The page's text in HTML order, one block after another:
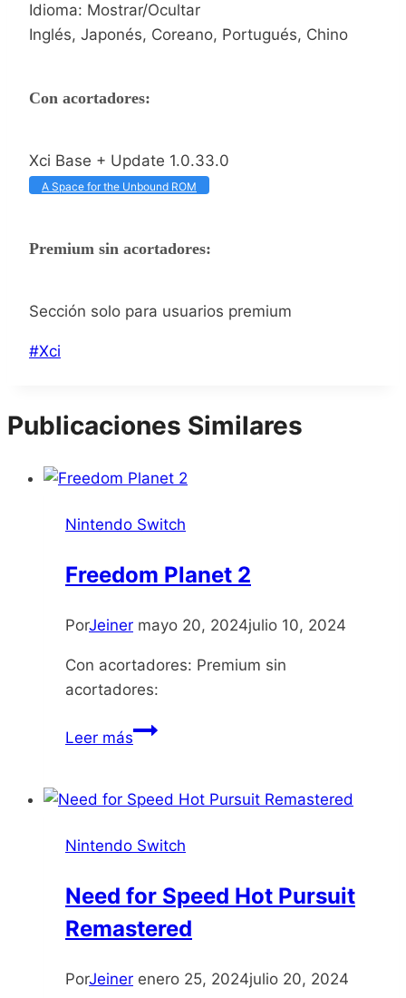
Idioma: Mostrar/Ocultar
Inglés, Japonés, Coreano, Portugués, Chino
Con acortadores:
Xci Base + Update 1.0.33.0
A Space for the Unbound ROM
Premium sin acortadores:
Sección solo para usuarios premium
Etiquetas
entrada:
#Xci
Publicaciones Similares
Nintendo Switch
Freedom Planet 2
PorJeiner mayo 20, 2024julio 10, 2024
Con acortadores: Premium sin
acortadores:
Leer másFreedom
Nintendo Switch
Need for Speed Hot Pursuit
Remastered
PorJeiner enero 25, 2024julio 20, 2024